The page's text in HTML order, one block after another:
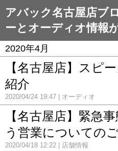
アバック名古屋店ブ
ーとオーディオ情報
2020年4月
【名古屋店】スピ
紹介
2020/04/24 19:47 オーディオ
【名古屋店】緊急
う営業についての
2020/04/18 12:22 店舗情報